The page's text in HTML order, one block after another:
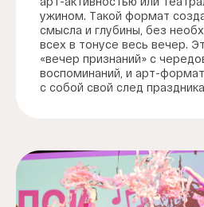
ужином. Такой формат
смысла и глубины, без
всех в тонусе весь вечер.
«вечер признаний» с
воспоминаний, и арт-
с собой свой след